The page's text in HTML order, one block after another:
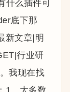
什么插件可
底下那
新文章|明
行业研
我现在找
1、大多数